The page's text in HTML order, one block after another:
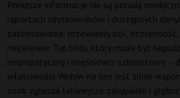
Poniższe informacje nie są poradą
raportach użytkowników i dostępnych
zastosowania: przewlekły ból,
mięśniowe. Typ bólu, który może być
neuropatyczny i mięśniowo-szkieletowy –
właściwości. Wpływ na sen jest silnie
osób zgłasza łatwiejsze zasypianie i